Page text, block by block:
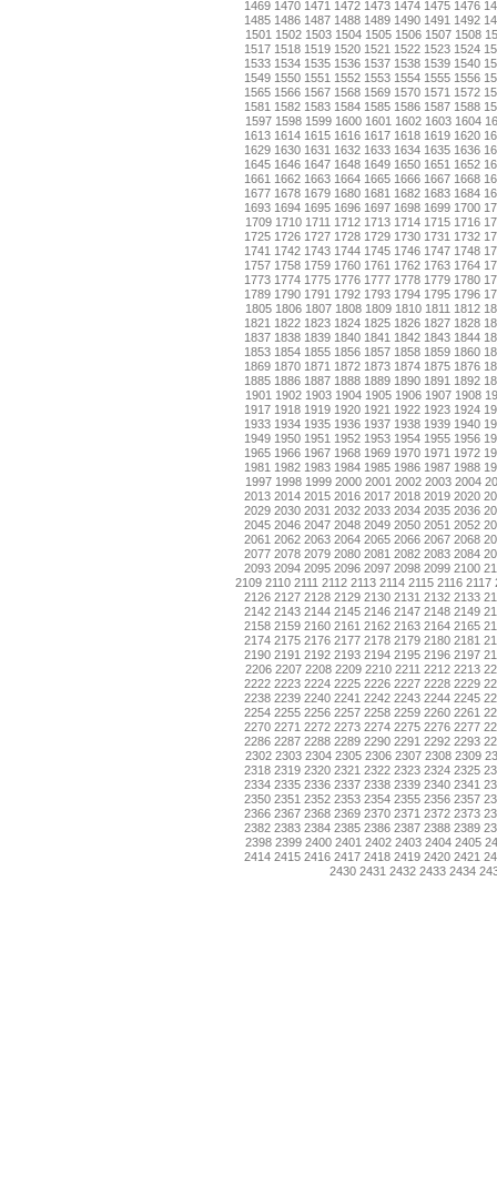
1469 1470 1471 1472 1473 1474 1475 1476
1485 1486 1487 1488 1489 1490 1491 1492
1501 1502 1503 1504 1505 1506 1507 1508
1517 1518 1519 1520 1521 1522 1523 1524
1533 1534 1535 1536 1537 1538 1539 1540
1549 1550 1551 1552 1553 1554 1555 1556
1565 1566 1567 1568 1569 1570 1571 1572
1581 1582 1583 1584 1585 1586 1587 1588
1597 1598 1599 1600 1601 1602 1603 1604
1613 1614 1615 1616 1617 1618 1619 1620
1629 1630 1631 1632 1633 1634 1635 1636
1645 1646 1647 1648 1649 1650 1651 1652
1661 1662 1663 1664 1665 1666 1667 1668
1677 1678 1679 1680 1681 1682 1683 1684
1693 1694 1695 1696 1697 1698 1699 1700
1709 1710 1711 1712 1713 1714 1715 1716
1725 1726 1727 1728 1729 1730 1731 1732
1741 1742 1743 1744 1745 1746 1747 1748
1757 1758 1759 1760 1761 1762 1763 1764
1773 1774 1775 1776 1777 1778 1779 1780
1789 1790 1791 1792 1793 1794 1795 1796
1805 1806 1807 1808 1809 1810 1811 1812
1821 1822 1823 1824 1825 1826 1827 1828
1837 1838 1839 1840 1841 1842 1843 1844
1853 1854 1855 1856 1857 1858 1859 1860
1869 1870 1871 1872 1873 1874 1875 1876
1885 1886 1887 1888 1889 1890 1891 1892
1901 1902 1903 1904 1905 1906 1907 1908
1917 1918 1919 1920 1921 1922 1923 1924
1933 1934 1935 1936 1937 1938 1939 1940
1949 1950 1951 1952 1953 1954 1955 1956
1965 1966 1967 1968 1969 1970 1971 1972
1981 1982 1983 1984 1985 1986 1987 1988
1997 1998 1999 2000 2001 2002 2003 2004
2013 2014 2015 2016 2017 2018 2019 2020
2029 2030 2031 2032 2033 2034 2035 2036
2045 2046 2047 2048 2049 2050 2051 2052
2061 2062 2063 2064 2065 2066 2067 2068
2077 2078 2079 2080 2081 2082 2083 2084
2093 2094 2095 2096 2097 2098 2099 2100
2109 2110 2111 2112 2113 2114 2115 2116 2117
2126 2127 2128 2129 2130 2131 2132 2133
2142 2143 2144 2145 2146 2147 2148 2149
2158 2159 2160 2161 2162 2163 2164 2165
2174 2175 2176 2177 2178 2179 2180 2181
2190 2191 2192 2193 2194 2195 2196 2197
2206 2207 2208 2209 2210 2211 2212 2213
2222 2223 2224 2225 2226 2227 2228 2229
2238 2239 2240 2241 2242 2243 2244 2245
2254 2255 2256 2257 2258 2259 2260 2261
2270 2271 2272 2273 2274 2275 2276 2277
2286 2287 2288 2289 2290 2291 2292 2293
2302 2303 2304 2305 2306 2307 2308 2309
2318 2319 2320 2321 2322 2323 2324 2325
2334 2335 2336 2337 2338 2339 2340 2341
2350 2351 2352 2353 2354 2355 2356 2357
2366 2367 2368 2369 2370 2371 2372 2373
2382 2383 2384 2385 2386 2387 2388 2389
2398 2399 2400 2401 2402 2403 2404 2405
2414 2415 2416 2417 2418 2419 2420 2421
2430 2431 2432 2433 2434